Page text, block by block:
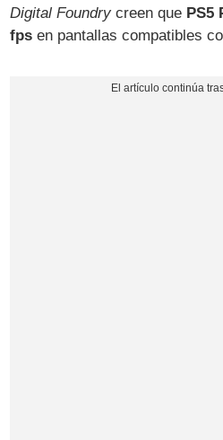
Digital Foundry creen que PS5
fps en pantallas compatibles